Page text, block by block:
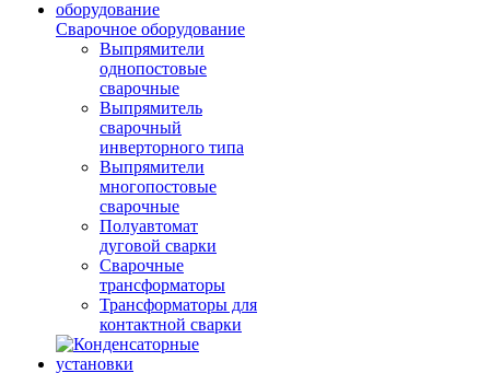
Сварочное оборудование
Выпрямители
однопостовые
сварочные
Выпрямитель
сварочный
инверторного типа
Выпрямители
многопостовые
сварочные
Полуавтомат
дуговой сварки
Сварочные
трансформаторы
Трансформаторы для
контактной сварки